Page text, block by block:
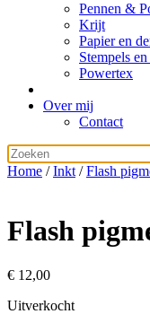
Pennen &
Krijt
Papier en
Stempels
Powertex
Over mij
Contact
Home /Inkt /Flash
Flash
€ 12,00
Uitverkocht